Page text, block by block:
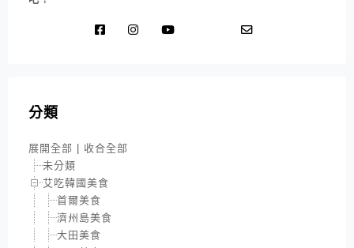
分類
展開全部 | 收合全部
未分類
艾吃韓國美食
首爾美食
濟州島美食
大田美食